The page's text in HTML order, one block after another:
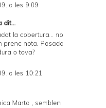
a les 9:09
dit...
la cobertura... no
prenc nota. Pasada
o tova?
a les 10:21
Marta , semblen